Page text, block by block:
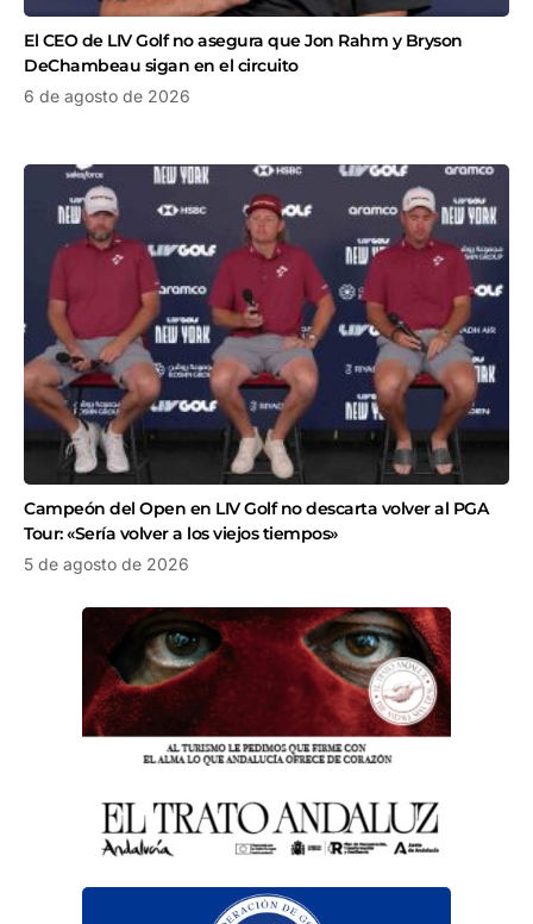
El CEO de LIV Golf no asegura que Jon Rahm y Bryson
DeChambeau sigan en el circuito
6 de agosto de 2026
Campeón del Open en LIV Golf no descarta volver al PGA
Tour: «Sería volver a los viejos tiempos»
5 de agosto de 2026